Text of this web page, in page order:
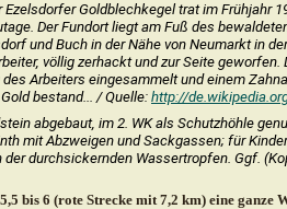
EzelsdorferGoldblechkegel trat im Frühjahr
Der Fundort liegt am Fuß des
und Buch in der Nähe von Neumarkt in
völlig zerhackt und zur Seite
Arbeiters eingesammelt und einem
bestand... / Quelle: http://
abgebaut, im 2. WK als Schutzhöhle
mit Abzweigen und Sackgassen; für
durchsickernden Wassertropfen. Ggf.
bis 6 (rote Strecke mit 7,2 km) eine ganze